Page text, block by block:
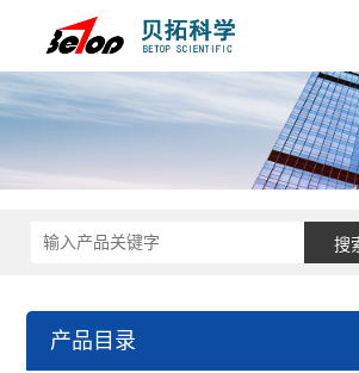
产品目录